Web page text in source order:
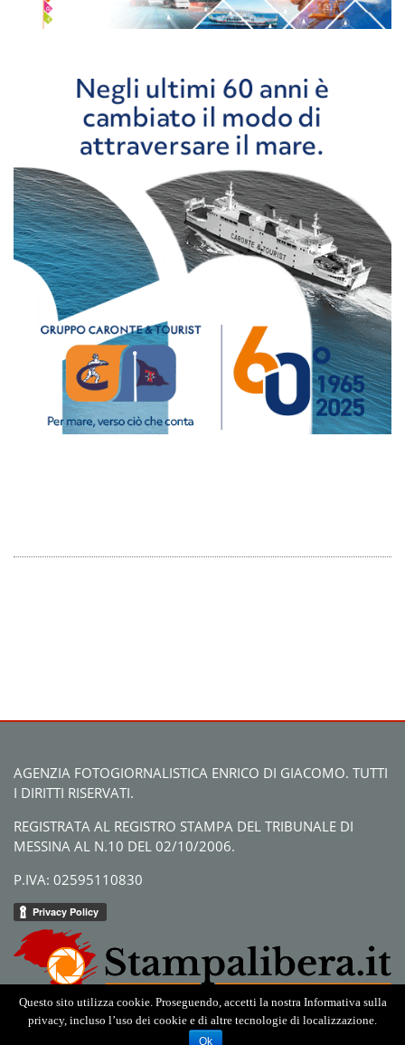
AGENZIA FOTOGIORNALISTICA ENRICO DI GIACOMO. TUTTI
I DIRITTI RISERVATI.
REGISTRATA AL REGISTRO STAMPA DEL TRIBUNALE DI
MESSINA AL N.10 DEL 02/10/2006.
P.IVA: 02595110830
Questo sito utilizza cookie. Proseguendo, accetti la nostra Informativa sulla
privacy, incluso l’uso dei cookie e di altre tecnologie di localizzazione.
Ok